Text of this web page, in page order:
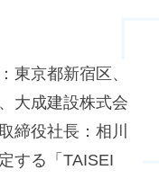
東京都新宿区、
大成建設株式会
締役社長：相川
する「TAISEI